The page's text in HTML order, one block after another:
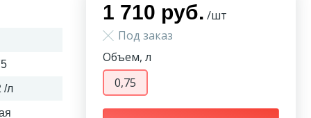
/л
1 710 руб. /шт
Под заказ
Объем, л
0,75